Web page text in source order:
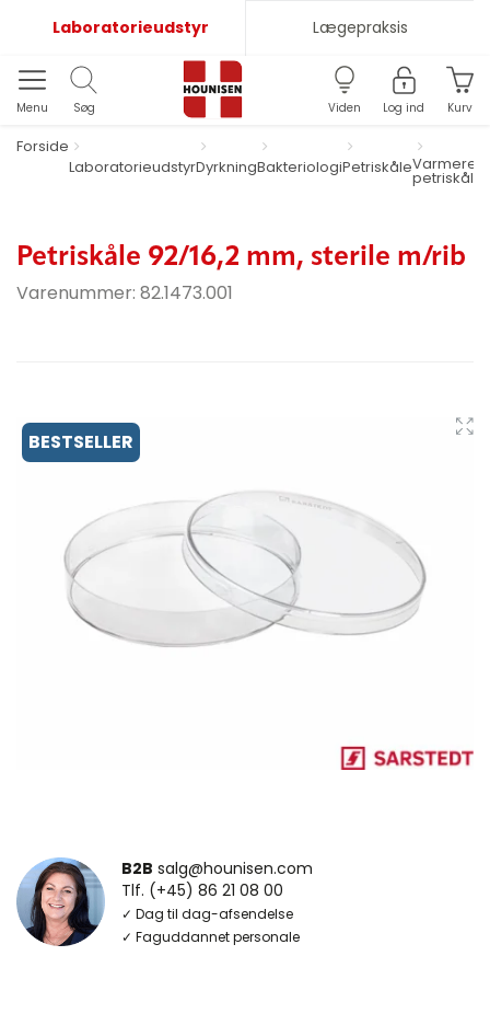
Laboratorieudstyr Lægepraksis
Menu Søg Viden Log ind Kurv
Forside
LaboratorieudstyrDyrkningBakteriologiPetriskåle
petriskåle
Petriskåle 92/16,2 mm, sterile m/rib
Varenummer: 82.1473.001
BESTSELLER
B2B salg@hounisen.com
Tlf. (+45) 86 21 08 00
✓ Dag til dag-afsendelse
✓ Faguddannet personale